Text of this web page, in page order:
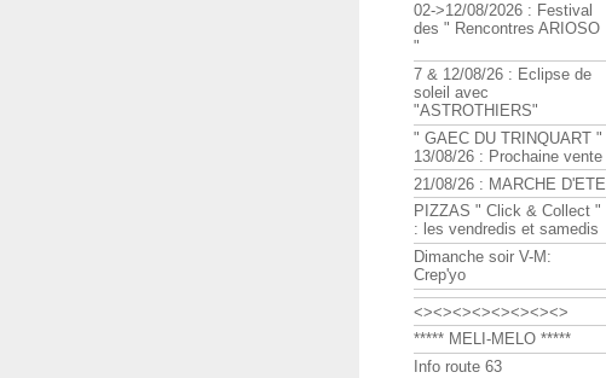
02->12/08/2026 : Festival
des " Rencontres ARIOSO
"
7 & 12/08/26 : Eclipse de
soleil avec
"ASTROTHIERS"
" GAEC DU TRINQUART "
13/08/26 : Prochaine vente
21/08/26 : MARCHE D'ETE
PIZZAS " Click & Collect "
: les vendredis et samedis
Dimanche soir V-M:
Crep'yo
<><><><><><><><>
***** MELI-MELO *****
Info route 63